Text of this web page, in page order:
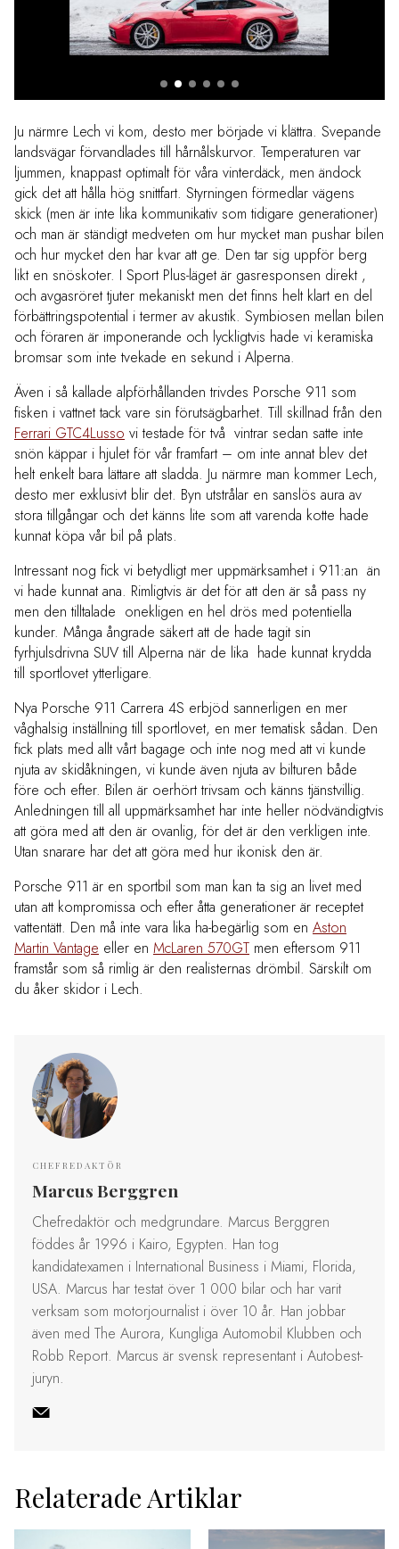
Ju närmre Lech vi kom, desto mer började vi klättra. Svepande
landsvägar förvandlades till hårnålskurvor. Temperaturen var
ljummen, knappast optimalt för våra vinterdäck, men ändock
gick det att hålla hög snittfart. Styrningen förmedlar vägens
skick (men är inte lika kommunikativ som tidigare generationer)
och man är ständigt medveten om hur mycket man pushar bilen
och hur mycket den har kvar att ge. Den tar sig uppför berg
likt en snöskoter. I Sport Plus-läget är gasresponsen direkt ,
och avgasröret tjuter mekaniskt men det finns helt klart en del
förbättringspotential i termer av akustik. Symbiosen mellan bilen
och föraren är imponerande och lyckligtvis hade vi keramiska
bromsar som inte tvekade en sekund i Alperna.
Även i så kallade alpförhållanden trivdes Porsche 911 som
fisken i vattnet tack vare sin förutsägbarhet. Till skillnad från den
Ferrari GTC4Lusso vi testade för två vintrar sedan satte inte
snön käppar i hjulet för vår framfart – om inte annat blev det
helt enkelt bara lättare att sladda. Ju närmre man kommer Lech,
desto mer exklusivt blir det. Byn utstrålar en sanslös aura av
stora tillgångar och det känns lite som att varenda kotte hade
kunnat köpa vår bil på plats.
Intressant nog fick vi betydligt mer uppmärksamhet i 911:an än
vi hade kunnat ana. Rimligtvis är det för att den är så pass ny
men den tilltalade onekligen en hel drös med potentiella
kunder. Många ångrade säkert att de hade tagit sin
fyrhjulsdrivna SUV till Alperna när de lika hade kunnat krydda
till sportlovet ytterligare.
Nya Porsche 911 Carrera 4S erbjöd sannerligen en mer
våghalsig inställning till sportlovet, en mer tematisk sådan. Den
fick plats med allt vårt bagage och inte nog med att vi kunde
njuta av skidåkningen, vi kunde även njuta av bilturen både
före och efter. Bilen är oerhört trivsam och känns tjänstvillig.
Anledningen till all uppmärksamhet har inte heller nödvändigtvis
att göra med att den är ovanlig, för det är den verkligen inte.
Utan snarare har det att göra med hur ikonisk den är.
Porsche 911 är en sportbil som man kan ta sig an livet med
utan att kompromissa och efter åtta generationer är receptet
vattentätt. Den må inte vara lika ha-begärlig som en Aston
Martin Vantage eller en McLaren 570GT men eftersom 911
framstår som så rimlig är den realisternas drömbil. Särskilt om
du åker skidor i Lech.
CHEFREDAKTÖR
Marcus Berggren
Chefredaktör och medgrundare. Marcus Berggren
föddes år 1996 i Kairo, Egypten. Han tog
kandidatexamen i International Business i Miami, Florida,
USA. Marcus har testat över 1 000 bilar och har varit
verksam som motorjournalist i över 10 år. Han jobbar
även med The Aurora, Kungliga Automobil Klubben och
Robb Report. Marcus är svensk representant i Autobest-
juryn.
Relaterade Artiklar